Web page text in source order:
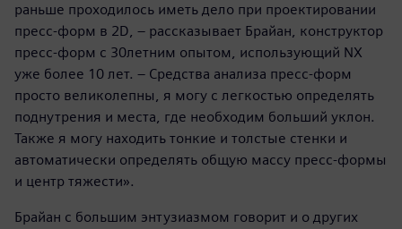
раньше проходилось иметь дело при проектировании
пресс-форм в 2D, – рассказывает Брайан, конструктор
пресс-форм с 30­летним опытом, использующий NX
уже более 10 лет. – Средства анализа пресс-форм
просто великолепны, я могу с легкостью определять
поднутрения и места, где необходим больший уклон.
Также я могу находить тонкие и толстые стенки и
автоматически определять общую массу пресс-формы
и центр тяжести».
Брайан с большим энтузиазмом говорит и о других